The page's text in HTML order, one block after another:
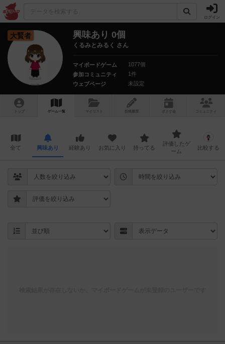
ログイン
大賢者 興味あり 0個
くるみとみるく さん
マイボードゲーム
1077個
参加コミュニティ
1件
ウェブページ
未設定
トップ ゲーム一覧 マイリスト 投稿履歴 ボ ドゲ コミュニティ
全て 興味あり 経験あり お気に入り 持ってる
評価したゲ
ーム
比較する